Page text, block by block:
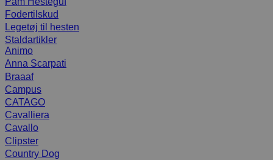
Fodertilskud
Legetøj til hesten
Staldartikler
Animo
Anna Scarpati
Braaaf
Campus
CATAGO
Cavalliera
Cavallo
Clipster
Country Dog